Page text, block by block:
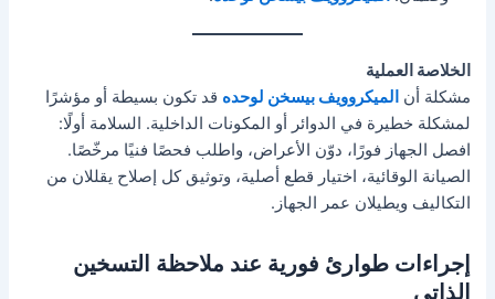
الخلاصة العملية
مشكلة أن الميكروويف بيسخن لوحده قد تكون بسيطة أو مؤشرًا
لمشكلة خطيرة في الدوائر أو المكونات الداخلية. السلامة أولًا:
افصل الجهاز فورًا، دوّن الأعراض، واطلب فحصًا فنيًا مرخّصًا.
الصيانة الوقائية، اختيار قطع أصلية، وتوثيق كل إصلاح يقللان من
التكاليف ويطيلان عمر الجهاز.
إجراءات طوارئ فورية عند ملاحظة التسخين
الذاتي